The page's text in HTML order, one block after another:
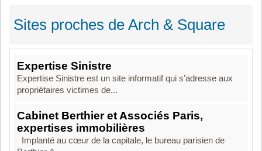
Sites proches de Arch & Square
Expertise Sinistre
Expertise Sinistre est un site informatif qui s’adresse aux
propriétaires victimes de...
Cabinet Berthier et Associés Paris,
expertises immobilières
Implanté au cœur de la capitale, le bureau parisien de